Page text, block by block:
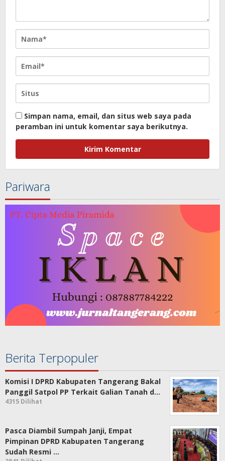
Simpan nama, email, dan situs web saya pada
peramban ini untuk komentar saya berikutnya.
Pariwara
Berita Terpopuler
Komisi I DPRD Kabupaten Tangerang Bakal
Panggil Satpol PP Terkait Galian Tanah d…
4315 Dilihat
Pasca Diambil Sumpah Janji, Empat
Pimpinan DPRD Kabupaten Tangerang
Sudah Resmi …